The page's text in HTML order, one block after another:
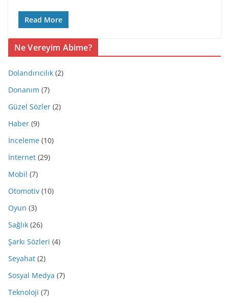
Read More
Ne Vereyim Abime?
Dolandırıcılık (2)
Donanım (7)
Güzel Sözler (2)
Haber (9)
İnceleme (10)
İnternet (29)
Mobil (7)
Otomotiv (10)
Oyun (3)
Sağlık (26)
Şarkı Sözleri (4)
Seyahat (2)
Sosyal Medya (7)
Teknoloji (7)